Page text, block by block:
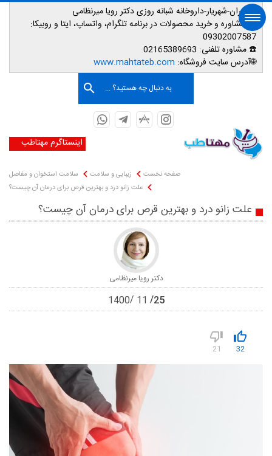
📌تهران-شهریار-داروخانه شبانه روزی دکتر رویا میرنظامی
📱مشاوره و خرید محصولات در برنامه تلگرام، واتساپ، ایتا و روبیکا:
09302007587
☎️ مشاوره تلفنی:
🌐آدرس سایت فروشگاه: www.mahtateb.com
به دنبال چه هستید؟ ...
اینستاگرم مهتاطب
صفحه نخست زیبایی و سلامت
سلامت استخوان و مفاصل
علت زانو درد و بهترین قرص برای درمان آن چیست؟
علت زانو درد و بهترین قرص برای درمان آن چیست؟
دکتر رویا میرنظامی
25
11
1400
32
21